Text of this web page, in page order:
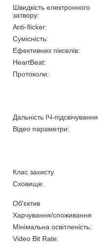
Швидкість електронного
затвору:
Anti-flicker:
Сумісність:
Ефективних пікселів:
HeartBeat:
Протоколи:
Дальність ІЧ-підсвічування
Відео параметри:
Клас захисту
Сховище:
Об'єктив
Харчування/споживання
Мінімальна освітленість:
Video Bit Rate: